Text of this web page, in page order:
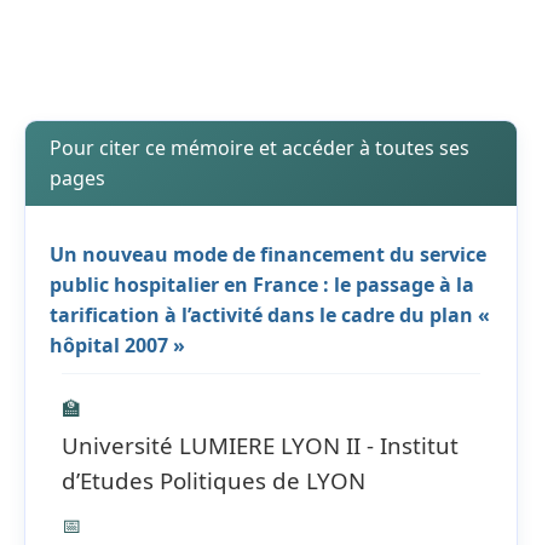
Pour citer ce mémoire et accéder à toutes ses
pages
Un nouveau mode de financement du service
public hospitalier en France : le passage à la
tarification à l’activité dans le cadre du plan «
hôpital 2007 »
🏫
Université LUMIERE LYON II - Institut
d’Etudes Politiques de LYON
📅